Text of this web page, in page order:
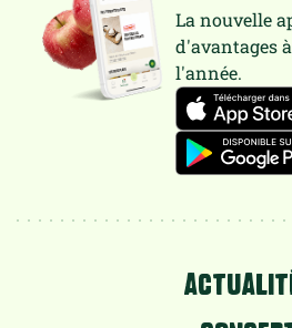
La nouvelle
d'avantages
l'année.